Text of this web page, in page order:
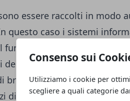
Consenso sui
Utilizziamo i cookie per
scegliere a quali categorie
essere raccolti in modo
questo caso i sistemi
del presente
degli Utenti, di carattere
browser utilizzato, il
di siti web dai quali è stato